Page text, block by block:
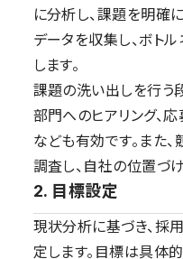
に分析し、課題を明確
データを収集し、ボト
します。
課題の洗い出しを行う
部門へのヒアリング、
なども有効です。また
調査し、自社の位置づ
2. 目標設定
現状分析に基づき、採
定します。目標は具体